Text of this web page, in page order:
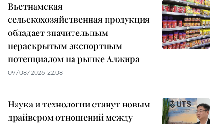
Вьетнамская
сельскохозяйственная продукция
обладает значительным
нераскрытым экспортным
потенциалом на рынке Алжира
09/08/2026 22:08
Наука и технологии станут новым
драйвером отношений между